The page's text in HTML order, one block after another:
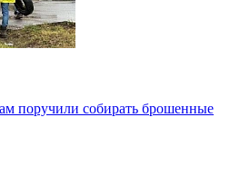
поручили собирать брошенные